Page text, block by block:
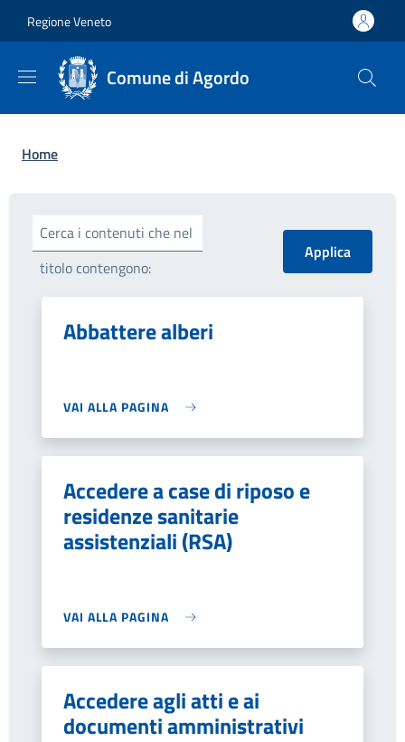
Regione Veneto
Comune di Agordo
Briciole di pane
Home
Cerca i contenuti che nel
titolo contengono:
Abbattere alberi
VAI ALLA PAGINA
Accedere a case di riposo e
residenze sanitarie
assistenziali (RSA)
VAI ALLA PAGINA
Accedere agli atti e ai
documenti amministrativi